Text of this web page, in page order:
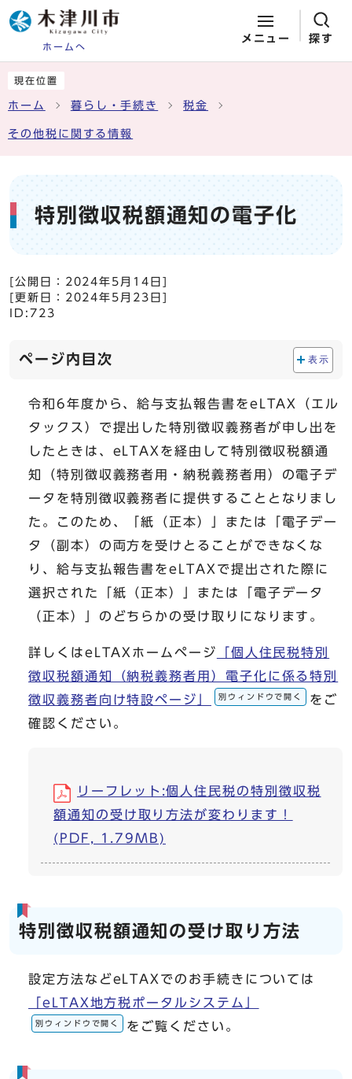
ホームへ
メニュー 探す
現在位置
ホーム 暮らし・手続き 税金
その他税に関する情報
特別徴収税額通知の電子化
[公開日： 2024年5月14日
[更新日： 2024年5月23日
ID:723
ページ内目次 表示
令和6年度から、給与支払報告書をeLTAX（エル
タックス）で提出した特別徴収義務者が申し出を
したときは、eLTAXを経由して特別徴収税額通
知（特別徴収義務者用・納税義務者用）の電子デ
ータを特別徴収義務者に提供することとなりまし
た。このため、「紙（正本）」または「電子デー
タ（副本）の両方を受けとることができなくな
り、給与支払報告書をeLTAXで提出された際に
選択された「紙（正本）」または「電子データ
（正本）」のどちらかの受け取りになります。
詳しくはeLTAXホームページ
「個人住民税特別
徴収税額通知（納税義務者用）電子化に係る特別
徴収義務者向け特設ページ」
別ウィンドウで開く
をご
確認ください。
リーフレット:個人住民税の特別徴収税
額通知の受け取り方法が変わります！
(PDF, 1.79MB)
特別徴収税額通知の受け取り方法
設定方法などeLTAXでのお手続きについては
「eLTAX地方税ポータルシステム」
別ウィンドウで開く をご覧ください。